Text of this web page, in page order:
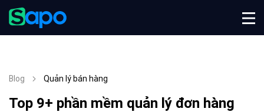
Blog Quản lý bán hàng
Top 9+ phần mềm quản lý đơn hàng